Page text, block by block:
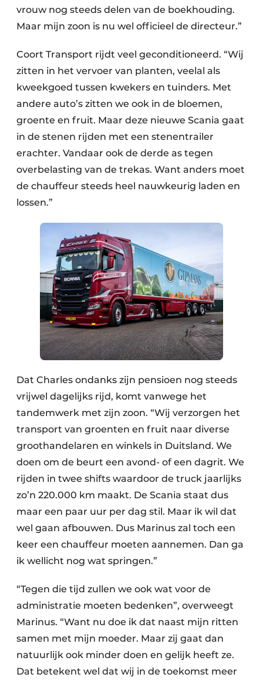
vrouw nog steeds delen van de boekhouding.
Maar mijn zoon is nu wel officieel de directeur.”
Coort Transport rijdt veel geconditioneerd. “Wij
zitten in het vervoer van planten, veelal als
kweekgoed tussen kwekers en tuinders. Met
andere auto’s zitten we ook in de bloemen,
groente en fruit. Maar deze nieuwe Scania gaat
in de stenen rijden met een stenentrailer
erachter. Vandaar ook de derde as tegen
overbelasting van de trekas. Want anders moet
de chauffeur steeds heel nauwkeurig laden en
lossen.”
Dat Charles ondanks zijn pensioen nog steeds
vrijwel dagelijks rijd, komt vanwege het
tandemwerk met zijn zoon. “Wij verzorgen het
transport van groenten en fruit naar diverse
groothandelaren en winkels in Duitsland. We
doen om de beurt een avond- of een dagrit. We
rijden in twee shifts waardoor de truck jaarlijks
zo’n 220.000 km maakt. De Scania staat dus
maar een paar uur per dag stil. Maar ik wil dat
wel gaan afbouwen. Dus Marinus zal toch een
keer een chauffeur moeten aannemen. Dan ga
ik wellicht nog wat springen.”
“Tegen die tijd zullen we ook wat voor de
administratie moeten bedenken”, overweegt
Marinus. “Want nu doe ik dat naast mijn ritten
samen met mijn moeder. Maar zij gaat dan
natuurlijk ook minder doen en gelijk heeft ze.
Dat betekent wel dat wij in de toekomst meer